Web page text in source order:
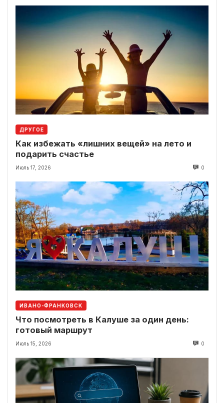
ДРУГОЕ
Как избежать «лишних вещей» на лето и
подарить счастье
Июль 17, 2026 0
ИВАНО-ФРАНКОВСК
Что посмотреть в Калуше за один день:
готовый маршрут
Июль 15, 2026 0